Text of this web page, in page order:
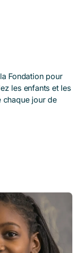
Fondation pour
les enfants et les
chaque jour de